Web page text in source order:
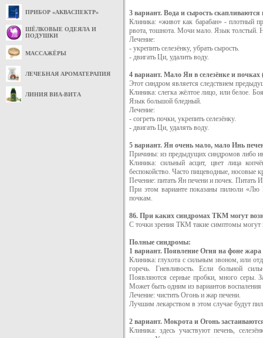
ПРИБОР «АКВАСПЕКТР»
ШЁЛКОВЫЕ ОДЕЯЛА И
ПОДУШКИ
МАССАЖЁРЫ
ЛЕЧЕБНАЯ АРОМАТЕРАПИЯ
ЛИНИЯ ВИА-ВИТА
3 вариант. Вода и сырость скапливаются
Клиника: «живот как барабан» - плотный
рвота, тошнота. Мочи мало. Язык толстый.
Лечение:
- укрепить селезёнку, убрать сырость.
- двигать Ци, удалить воду.
4 вариант. Мало Ян в селезёнке и почках
Этот синдром является следствием
Клиника: слегка жёлтое лицо, или белое.
Язык большой бледный.
Лечение:
- согреть почки, укрепить селезёнку.
- двигать Ци, удалять воду.
5 вариант. Ян очень мало, мало Инь
Причины: из предыдущих синдромов либо
Клиника: сильный асцит, цвет лица
беспокойство. Часто пищеводные, носовые
Печение: питать Ян печени и почек. Питать
При этом варианте показаны пилюли «Лю
почкам.
86. При каких синдромах ТКМ могут
С точки зрения ТКМ такие симптомы могут
Полные синдромы:
1 вариант. Появление Огня на фоне
Клиника: глухота с сильным звоном, или
горечь. Гневливость. Если больной
Появляются серные пробки, много серы.
Может быть одним из вариантов воспаления
Лечение: чистить Огонь и жар печени.
Лучшим лекарством в этом случае будут
2 вариант. Мокрота и Огонь
Клиника: здесь участвуют печень,